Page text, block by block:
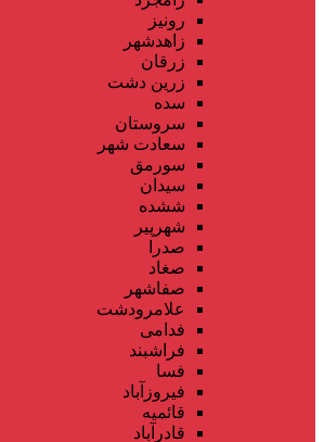
رونیز
زاهدشهر
زرقان
زرین دشت
سده
سروستان
سعادت شهر
سورمق
سیدان
ششده
شهرپیر
صدرا
صغاد
صفاشهر
علامرودشت
فدامی
فراشبند
فسا
فیروزآباد
قائمیه
قادرآباد